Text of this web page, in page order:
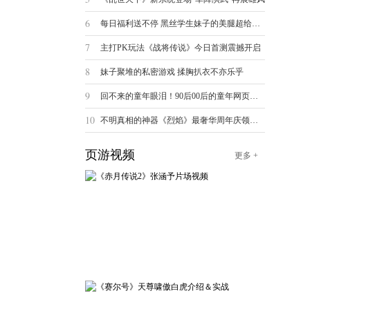
6 每日福利送不停 黑丝学生妹子的美腿超给力诱惑
7 主打PK玩法《战将传说》今日首测震撼开启
8 妹子聚堆的私密游戏 揉胸扒衣不亦乐乎
9 回不来的童年眼泪！90后00后的童年网页游戏大盘点
10 不明真相的神器《烈焰》最奢华周年庆领跑全球
页游视频 更多 +